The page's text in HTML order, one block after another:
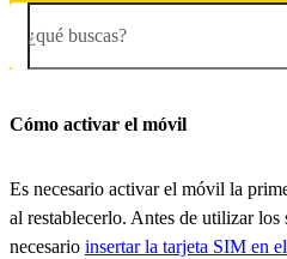
¿qué buscas?
Cómo activar el móvil
Es necesario activar el móvil la
al restablecerlo. Antes de utilizar
necesario insertar la tarjeta SIM en